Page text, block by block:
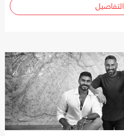
التفاصيل